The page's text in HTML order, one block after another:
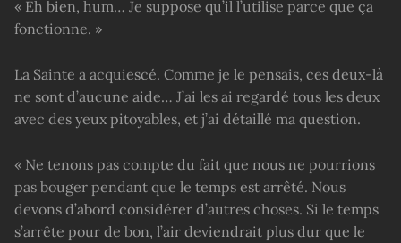
« Eh bien, hum… Je suppose qu’il l’utilise parce que ça
fonctionne. »
La Sainte a acquiescé. Comme je le pensais, ces deux-là
ne sont d’aucune aide… J’ai les ai regardé tous les deux
avec des yeux pitoyables, et j’ai détaillé ma question.
« Ne tenons pas compte du fait que nous ne pourrions
pas bouger pendant que le temps est arrêté. Nous
devons d’abord considérer d’autres choses. Si le temps
s’arrête pour de bon, l’air deviendrait plus dur que le